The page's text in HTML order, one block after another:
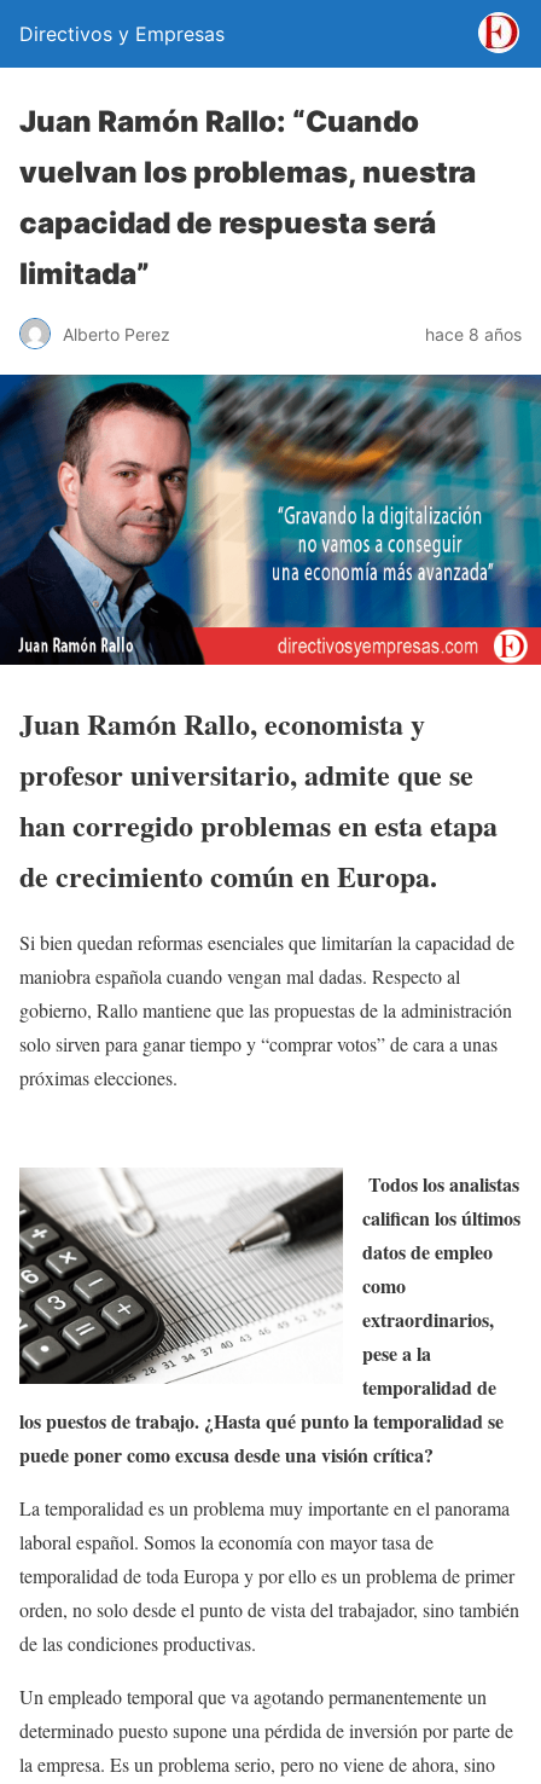
Directivos y Empresas
Juan Ramón Rallo: “Cuando
vuelvan los problemas, nuestra
capacidad de respuesta será
limitada”
Alberto Perez hace 8 años
Juan Ramón Rallo, economista y
profesor universitario, admite que se
han corregido problemas en esta etapa
de crecimiento común en Europa.
Si bien quedan reformas esenciales que limitarían la capacidad de
maniobra española cuando vengan mal dadas. Respecto al
gobierno, Rallo mantiene que las propuestas de la administración
solo sirven para ganar tiempo y “comprar votos” de cara a unas
próximas elecciones.
Todos los analistas
califican los últimos
datos de empleo
como
extraordinarios,
pese a la
temporalidad de
los puestos de trabajo. ¿Hasta qué punto la temporalidad se
puede poner como excusa desde una visión crítica?
La temporalidad es un problema muy importante en el panorama
laboral español. Somos la economía con mayor tasa de
temporalidad de toda Europa y por ello es un problema de primer
orden, no solo desde el punto de vista del trabajador, sino también
de las condiciones productivas.
Un empleado temporal que va agotando permanentemente un
determinado puesto supone una pérdida de inversión por parte de
la empresa. Es un problema serio, pero no viene de ahora, sino